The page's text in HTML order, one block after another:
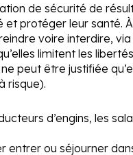
de sécurité de
protéger leur santé.
voire interdire,
limitent les
peut être justifiée
risque).
d’engins, les
entrer ou séjourner